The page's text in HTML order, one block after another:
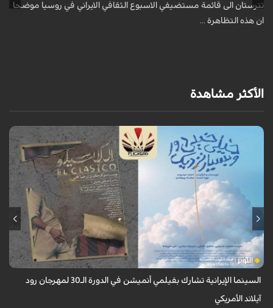
تترستان الى قائمة مستضيفي الاسبوع الثقافي الايراني في روسيا موضحا
ان هذه التظاهرة ...
الأكثر مشاهدة
تأهل فيلمان قصيران من إنتاج "مركز سوره للشباب" للمشاركة في منافسات
مهرجان رود آيلاند السينمائي الدولي بالولايات المتحدة الأمريكية.
السينما الإيرانية تشارك بفيلمي أنميشن في الدورة الـ30 لمهرجان رود
آيلاند الأمريكي